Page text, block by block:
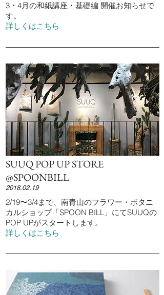
3・4月の和紙講座・基礎編 開催お知らせで
す。
詳しくはこちら
SUUQ POP UP STORE
@SPOONBILL
2018.02.19
2/19〜3/4まで、南青山のフラワー・ボタニ
カルショップ「SPOON BILL」にてSUUQの
POP UPがスタートします。
詳しくはこちら